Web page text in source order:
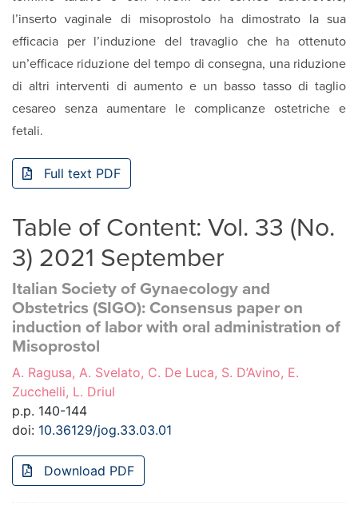
l’inserto vaginale di misoprostolo ha dimostrato la sua
efficacia per l’induzione del travaglio che ha ottenuto
un’efficace riduzione del tempo di consegna, una riduzione
di altri interventi di aumento e un basso tasso di taglio
cesareo senza aumentare le complicanze ostetriche e
fetali.
Full text PDF
Table of Content: Vol. 33 (No.
3) 2021 September
Italian Society of Gynaecology and
Obstetrics (SIGO): Consensus paper on
induction of labor with oral administration of
Misoprostol
A. Ragusa, A. Svelato, C. De Luca, S. D’Avino, E.
Zucchelli, L. Driul
p.p. 140-144
doi: 10.36129/jog.33.03.01
Download PDF